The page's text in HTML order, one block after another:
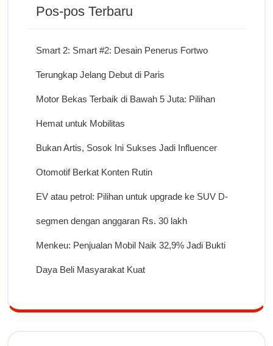
Pos-pos Terbaru
Smart 2: Smart #2: Desain Penerus Fortwo
Terungkap Jelang Debut di Paris
Motor Bekas Terbaik di Bawah 5 Juta: Pilihan
Hemat untuk Mobilitas
Bukan Artis, Sosok Ini Sukses Jadi Influencer
Otomotif Berkat Konten Rutin
EV atau petrol: Pilihan untuk upgrade ke SUV D-
segmen dengan anggaran Rs. 30 lakh
Menkeu: Penjualan Mobil Naik 32,9% Jadi Bukti
Daya Beli Masyarakat Kuat